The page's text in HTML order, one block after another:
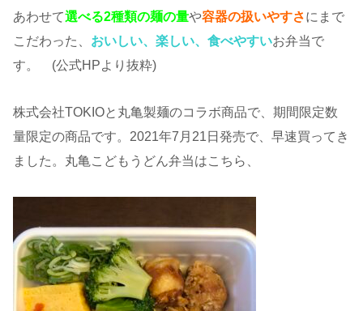
あわせて選べる2種類の麺の量や容器の扱いやすさにまで
こだわった、 おいしい、楽しい、食べやすいお弁当で
す。 (公式HPより抜粋)
株式会社TOKIOと丸亀製麺のコラボ商品で、期間限定数
量限定の商品です。2021年7月21日発売で、早速買ってき
ました。丸亀こどもうどん弁当はこちら、